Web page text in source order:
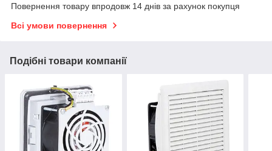
Повернення товару впродовж 14 днів за рахунок покупця
Всі умови повернення
Подібні товари компанії